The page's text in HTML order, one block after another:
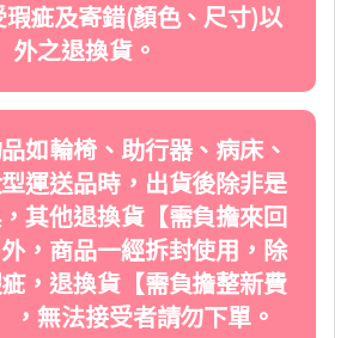
疵及寄錯(顏色、尺寸)以
外之退換貨。
如輪椅、助行器、病床、
運送品時，出貨後除非是
其他退換貨【需負擔來回
，商品一經拆封使用，除
，退換貨【需負擔整新費
，無法接受者請勿下單。